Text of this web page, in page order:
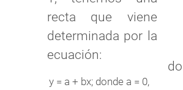
recta que viene
determinada por la
ecuación:
y = a + bx; donde a = 0,